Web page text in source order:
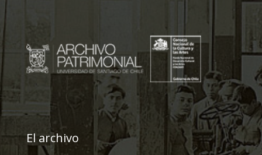
El archivo